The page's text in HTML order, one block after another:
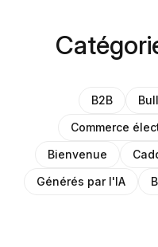
B2B
Commerce
Bienvenue
Générés par l'IA